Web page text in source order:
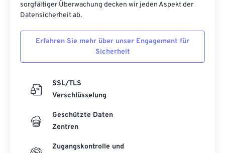
sorgfältiger Überwachung decken wir jeden Aspekt der
Datensicherheit ab.
Erfahren Sie mehr über unser Engagement für
Sicherheit
SSL/TLS
Verschlüsselung
Geschützte Daten
Zentren
Zugangskontrolle und